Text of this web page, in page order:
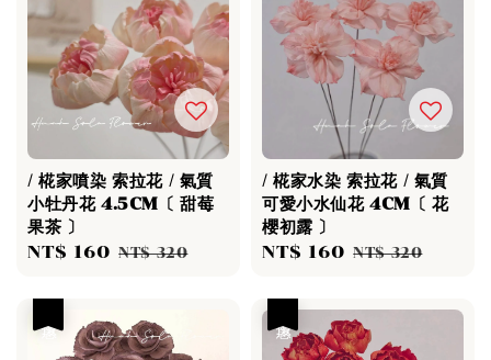
/ 椛家噴染 索拉花 / 氣質
小牡丹花 4.5CM〔 甜莓
果茶 〕
Sale
NT$ 160 Regular
NT$ 320
/ 椛家水染 索拉花 / 氣質
可愛小水仙花 4CM〔 花
櫻初露 〕
Sale
NT$ 160 Regular
NT$ 320